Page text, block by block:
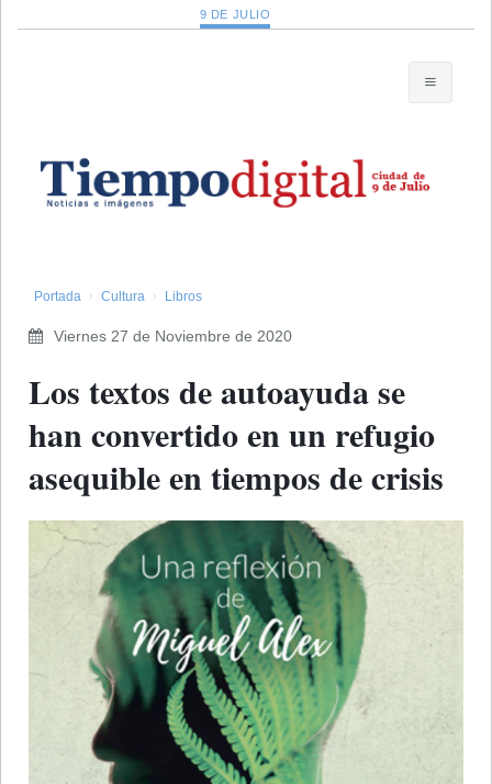
9 DE JULIO
Portada Cultura Libros
Viernes 27 de Noviembre de 2020
Los textos de autoayuda se
han convertido en un refugio
asequible en tiempos de crisis